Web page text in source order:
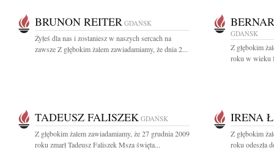
BRUNON REITER GDAŃSK
Żyłeś dla nas i zostaniesz w naszych sercach na
zawsze Z głębokim żalem zawiadamiamy, że dnia 2...
GDAŃSK
Z głębokim
roku w wieku
TADEUSZ FALISZEK GDAŃSK
Z głębokim żalem zawiadamiamy, że 27 grudnia 2009
roku zmarł Tadeusz Faliszek Msza święta...
IRENA
Z głębokim
roku odeszła